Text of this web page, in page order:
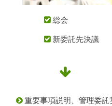
 総会
 新委託先決議

 重要事項説明、管理委